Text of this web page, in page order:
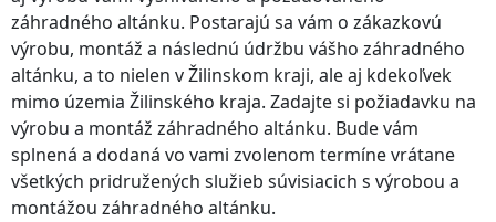
záhradného altánku. Postarajú sa vám o zákazkovú
výrobu, montáž a následnú údržbu vášho záhradného
altánku, a to nielen v Žilinskom kraji, ale aj kdekoľvek
mimo územia Žilinského kraja. Zadajte si požiadavku na
výrobu a montáž záhradného altánku. Bude vám
splnená a dodaná vo vami zvolenom termíne vrátane
všetkých pridružených služieb súvisiacich s výrobou a
montážou záhradného altánku.